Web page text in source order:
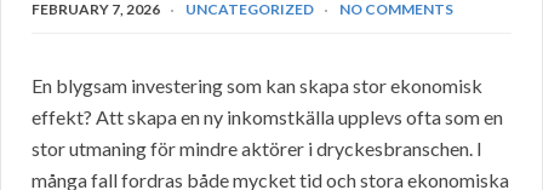
FEBRUARY 7, 2026 UNCATEGORIZED NO COMMENTS
En blygsam investering som kan skapa stor ekonomisk
effekt? Att skapa en ny inkomstkälla upplevs ofta som en
stor utmaning för mindre aktörer i dryckesbranschen. I
många fall fordras både mycket tid och stora ekonomiska